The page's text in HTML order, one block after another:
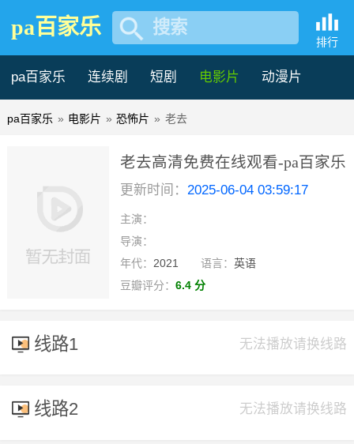
pa百家乐 搜索
排行
pa百家乐 连续剧 短剧 电影片 动漫片
记录片 综艺片
pa百家乐 » 电影片 » 恐怖片 » 老去
老去高清免费在线观看-pa百家乐
更新时间： 2025-06-04 03:59:17
主演：
导演：
年代： 2021 语言： 英语
豆瓣评分： 6.4 分
线路1 无法播放请换线路
线路2 无法播放请换线路